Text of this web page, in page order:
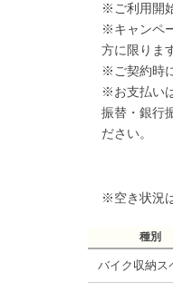
※ご利用開
※キャンペ
方に限りま
※ご契約時
※お支払い
振替・銀行
ださい。
※空き状況
種別
バイク収納ス